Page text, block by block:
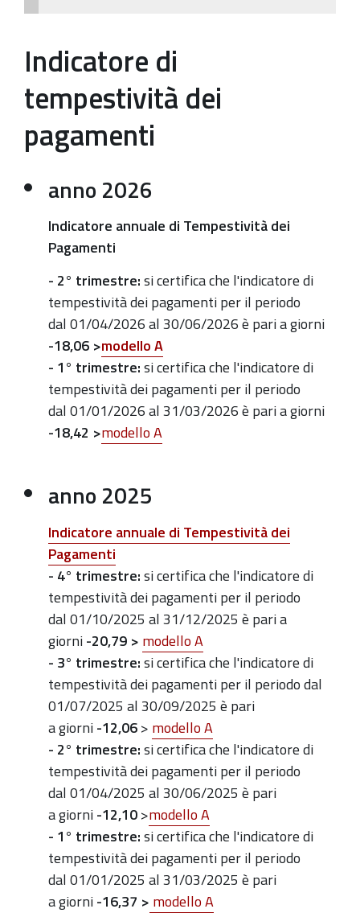
Indicatore di
tempestività dei
pagamenti
anno 2026
Indicatore annuale di Tempestività dei
Pagamenti
- 2° trimestre:si certifica che l'indicatore di
tempestività dei pagamenti per il periodo
dal 01/04/2026 al 30/06/2026 è pari a giorni
-18,06 >modello A
- 1° trimestre:si certifica che l'indicatore di
tempestività dei pagamenti per il periodo
dal 01/01/2026 al 31/03/2026 è pari a giorni
-18,42 >modello A
anno 2025
Indicatore annuale di Tempestività dei
Pagamenti
- 4° trimestre:si certifica che l'indicatore di
tempestività dei pagamenti per il periodo
dal 01/10/2025 al 31/12/2025 è pari a
giorni-20,79 > modello A
- 3° trimestre:si certifica che l'indicatore di
tempestività dei pagamenti per il periodo dal
01/07/2025 al 30/09/2025 è pari
a giorni-12,06> modello A
- 2° trimestre:si certifica che l'indicatore di
tempestività dei pagamenti per il periodo
dal 01/04/2025 al 30/06/2025 è pari
a giorni-12,10>modello A
- 1° trimestre:si certifica che l'indicatore di
tempestività dei pagamenti per il periodo
dal 01/01/2025 al 31/03/2025 è pari
a giorni-16,37 > modello A